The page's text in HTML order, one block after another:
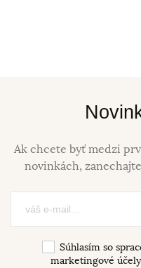
Ak chcete byť medzi
novinkách,
Súhlasím so
marketingové